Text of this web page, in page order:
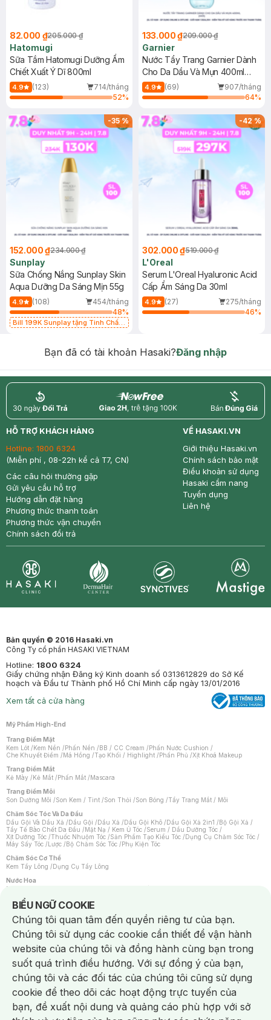
82.000 ₫205.000 ₫
Hatomugi
Sữa Tắm Hatomugi Dưỡng Ẩm
Chiết Xuất Ý Dĩ 800ml
4.9 (123)
714/tháng
52%
133.000 ₫209.000 ₫
Garnier
Nước Tẩy Trang Garnier Dành
Cho Da Dầu Và Mụn 400ml
(Mới)
4.9 (69)
907/tháng
64%
-35%
152.000 ₫234.000 ₫
Sunplay
Sữa Chống Nắng Sunplay Skin
Aqua Dưỡng Da Sáng Mịn 55g
4.9 (108)
454/tháng
48%
Bill 199K Sunplay tặng Tinh Chất
-42%
302.000 ₫519.000 ₫
L'Oreal
Serum L'Oreal Hyaluronic Acid
Cấp Ẩm Sáng Da 30ml
4.9 (27)
275/tháng
46%
Bạn đã có tài khoản Hasaki?Đăng nhập
return nowfree price
HỖ TRỢ KHÁCH HÀNG
Hotline: 1800 6324
(Miễn phí , 08-22h kể cả T7, CN)
Các câu hỏi thường gặp
Gửi yêu cầu hỗ trợ
Hướng dẫn đặt hàng
Phương thức thanh toán
Phương thức vận chuyển
Chính sách đổi trả
VỀ HASAKI.VN
Giới thiệu Hasaki.vn
Chính sách bảo mật
Điều khoản sử dụng
Hasaki cẩm nang
Tuyển dụng
Liên hệ
Bản quyền © 2016 Hasaki.vn
Công Ty cổ phần HASAKI VIETNAM
Hotline: 1800 6324
Giấy chứng nhận Đăng ký Kinh doanh số 0313612829 do Sở Kế
hoạch và Đầu tư Thành phố Hồ Chí Minh cấp ngày 13/01/2016
Xem tất cả cửa hàng
Mỹ Phẩm High-End
Trang Điểm Mặt
Kem Lót /Kem Nền /Phấn Nền /BB / CC Cream /Phấn Nước Cushion /
Che Khuyết Điểm /Má Hồng /Tạo Khối / Highlight /Phấn Phủ /Xịt Khoá Makeup
Trang Điểm Mắt
Kẻ Mày /Kẻ Mắt /Phấn Mắt /Mascara
Trang Điểm Môi
Son Dưỡng Môi /Son Kem / Tint /Son Thỏi /Son Bóng /Tẩy Trang Mắt / Môi
Chăm Sóc Tóc Và Da Đầu
Dầu Gội Và Dầu Xả /Dầu Gội /Dầu Xả /Dầu Gội Khô /Dầu Gội Xả 2in1 /Bộ Gội Xả /
Tẩy Tế Bào Chết Da Đầu /Mặt Nạ / Kem Ủ Tóc /Serum / Dầu Dưỡng Tóc /
Xịt Dưỡng Tóc /Thuốc Nhuộm Tóc /Sản Phẩm Tạo Kiểu Tóc /Dụng Cụ Chăm Sóc Tóc /
Máy Sấy Tóc /Lược /Bộ Chăm Sóc Tóc /Phụ Kiện Tóc
Chăm Sóc Cơ Thể
Kem Tẩy Lông /Dụng Cụ Tẩy Lông
Nước Hoa
Nước Hoa Nữ
Chăm Sóc Cá Nhân
Chống Muỗi /Khẩu Trang /Máy Massage/Mặt Nạ Xông Hơi /Nước Rửa Tay/
Sản Phẩm Chăm Sóc Khác /Bàn Chải Đánh Răng /Bàn Chải Điện/
Hỗ Trợ Trắng Răng/Kem Đánh Răng /Máy Tăm Nước/ Nước Súc Miệng/
Tăm / Chỉ Nha Khoa/ Xịt Thơm Miệng / Dung Dịch Vệ Sinh/Dưỡng Vùng Kín/
Khăn Ướt Vệ Sinh Vùng Kín/Băng Vệ Sinh/Tampon/Bọt Cạo Râu /Dao Cạo Râu/
Máy Cạo Râu
Vấn Đề Về Da
Da Dầu / Lỗ Chân Lông To/ Da Khô / Mất Nước/ Da Lão Hóa/ Da Mụn/
Da Nhạy Cảm / Kích Ứng
Da Xỉn Màu Thâm / Nám / Tàn Nhang
Quầng Thâm & Bọng Mắt /Sẹo /Viêm Da Cơ Địa
Dụng Cụ / Phụ Kiện Chăm Sóc Da
Bông Tẩy Trang
Khăn Lau Mặt Khô Dụng Cụ / Máy Rửa Mặt Máy Chăm Sóc Da
BIỂU NGỮ COOKIE
Notice about cookies usage
Chúng tôi quan tâm đến quyền riêng tư của bạn.
Chúng tôi sử dụng các cookie cần thiết để vận hành
website của chúng tôi và đồng hành cùng bạn trong
suốt quá trình điều hướng. Với sự đồng ý của bạn,
chúng tôi và các đối tác của chúng tôi cũng sử dụng
cookie để theo dõi các hoạt động trực tuyến của
bạn, đề xuất nội dung và quảng cáo phù hợp với sở